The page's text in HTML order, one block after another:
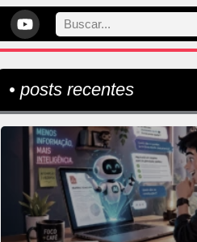
• posts recentes